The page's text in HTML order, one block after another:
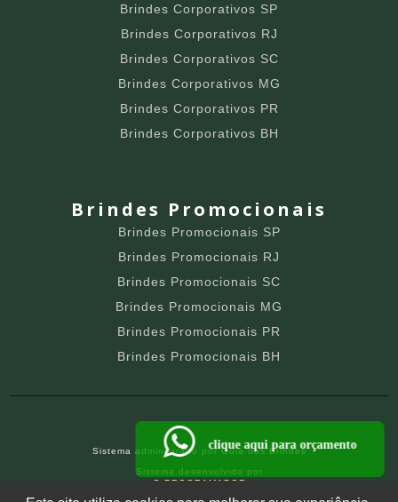
Brindes Corporativos SP
Brindes Corporativos RJ
Brindes Corporativos SC
Brindes Corporativos MG
Brindes Corporativos PR
Brindes Corporativos BH
Brindes Promocionais
Brindes Promocionais SP
Brindes Promocionais RJ
Brindes Promocionais SC
Brindes Promocionais MG
Brindes Promocionais PR
Brindes Promocionais BH
Sistema administrado porGuia dos Brindes
Sistema desenvolvido por
O PROGRAMADOR
clique aqui para orçamento